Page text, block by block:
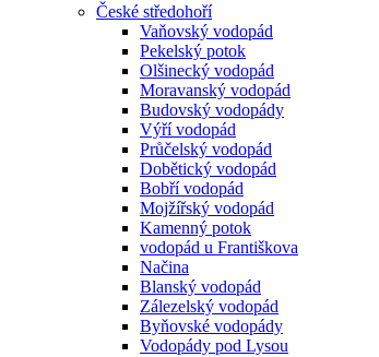
České středohoří
Vaňovský vodopád
Pekelský potok
Olšinecký vodopád
Moravanský vodopád
Budovský vodopády
Výří vodopád
Průčelský vodopád
Dobětický vodopád
Bobří vodopád
Mojžířský vodopád
Kamenný potok
vodopád u Františkova
Načina
Blanský vodopád
Zálezelský vodopád
Byňovské vodopády
Vodopády pod Lysou